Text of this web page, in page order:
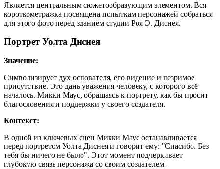
Является центральным сюжетообразующим элементом. Вся
короткометражка посвящена попыткам персонажей собраться
для этого фото перед зданием студии Роя Э. Диснея.
Портрет Уолта Диснея
Значение:
Символизирует дух основателя, его видение и незримое
присутствие. Это дань уважения человеку, с которого всё
началось. Микки Маус, обращаясь к портрету, как бы просит
благословения и поддержки у своего создателя.
Контекст:
В одной из ключевых сцен Микки Маус останавливается
перед портретом Уолта Диснея и говорит ему: "Спасибо. Без
тебя бы ничего не было". Этот момент подчеркивает
глубокую связь персонажа со своим создателем.